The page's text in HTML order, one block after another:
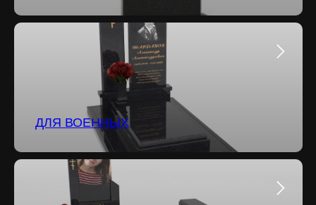
ДЛЯ ВОЕННЫХ